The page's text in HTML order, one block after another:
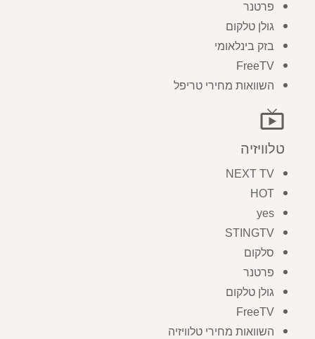
פרטנר
גולן טלקום
בזק בינלאומי
FreeTV
השוואות מחירי טריפל
live_tv
טלוויזיה
NEXT TV
HOT
yes
STINGTV
סלקום
פרטנר
גולן טלקום
FreeTV
השוואות מחירי טלוויזיה